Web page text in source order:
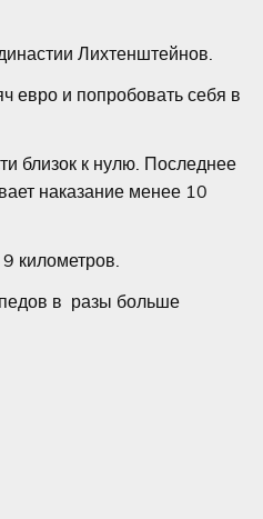
Лихтенштейнов.
евро и попробовать себя в
близок к нулю. Последнее
наказание менее 10
километров.
в разы больше